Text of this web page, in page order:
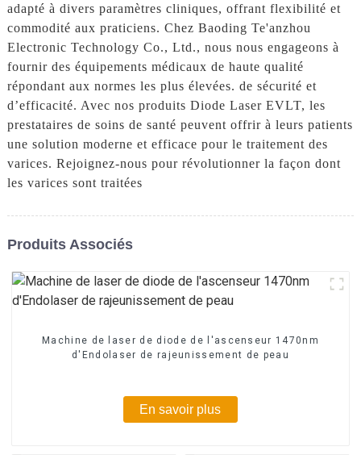
adapté à divers paramètres cliniques, offrant flexibilité et
commodité aux praticiens. Chez Baoding Te'anzhou
Electronic Technology Co., Ltd., nous nous engageons à
fournir des équipements médicaux de haute qualité
répondant aux normes les plus élevées. de sécurité et
d’efficacité. Avec nos produits Diode Laser EVLT, les
prestataires de soins de santé peuvent offrir à leurs patients
une solution moderne et efficace pour le traitement des
varices. Rejoignez-nous pour révolutionner la façon dont
les varices sont traitées
Produits Associés
Machine de laser de diode de l'ascenseur 1470nm
d'Endolaser de rajeunissement de peau
En savoir plus